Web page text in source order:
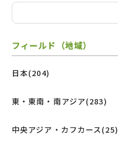
フィールド（地域）
日本(204)
東・東南・南アジア(283)
中央アジア・カフカース(25)